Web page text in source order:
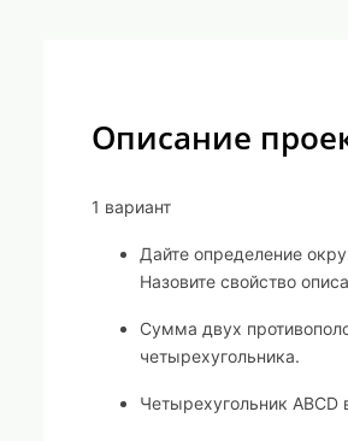
Описание
1 вариант
Дайте определение
Назовите свойство
Сумма двух
четырехугольника.
Четырехугольник АВСD